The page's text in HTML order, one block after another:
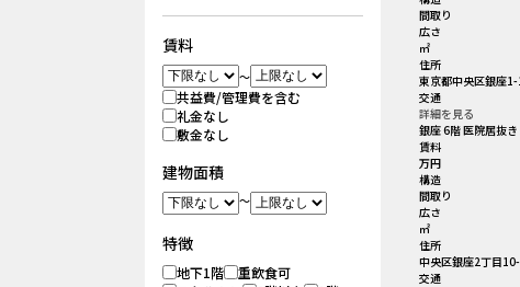
賃料
～
共益費/管理費を含む
礼金なし
敷金なし
建物面積
～
特徴
地下1階
重飲食可
間取り
広さ
㎡
住所
東京都中央区銀座
交通
詳細を見る
銀座 6階 医院居抜
賃料
万円
構造
間取り
広さ
㎡
住所
中央区銀座2丁目
交通